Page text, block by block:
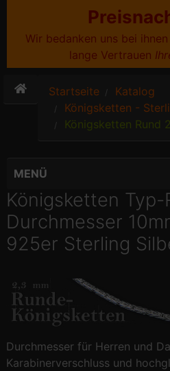
Wir bedanken uns bei
lange Vertrauen
Startseite
Katalog
Königsketten -
Königsketten Rund
MENÜ
Königsketten Typ-
Durchmesser
925er Sterling
Durchmesser für Herren und
Karabinerverschluss und